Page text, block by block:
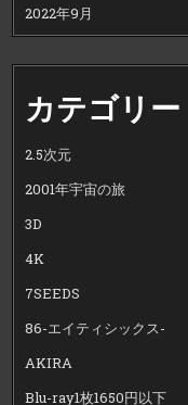
2022年9月
カテゴリー
2.5次元
2001年宇宙の旅
3D
4K
7SEEDS
86-エイティシックス-
AKIRA
Blu-ray1枚1650円以下